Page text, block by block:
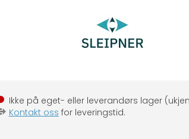
Kontakt oss for leveringstid.